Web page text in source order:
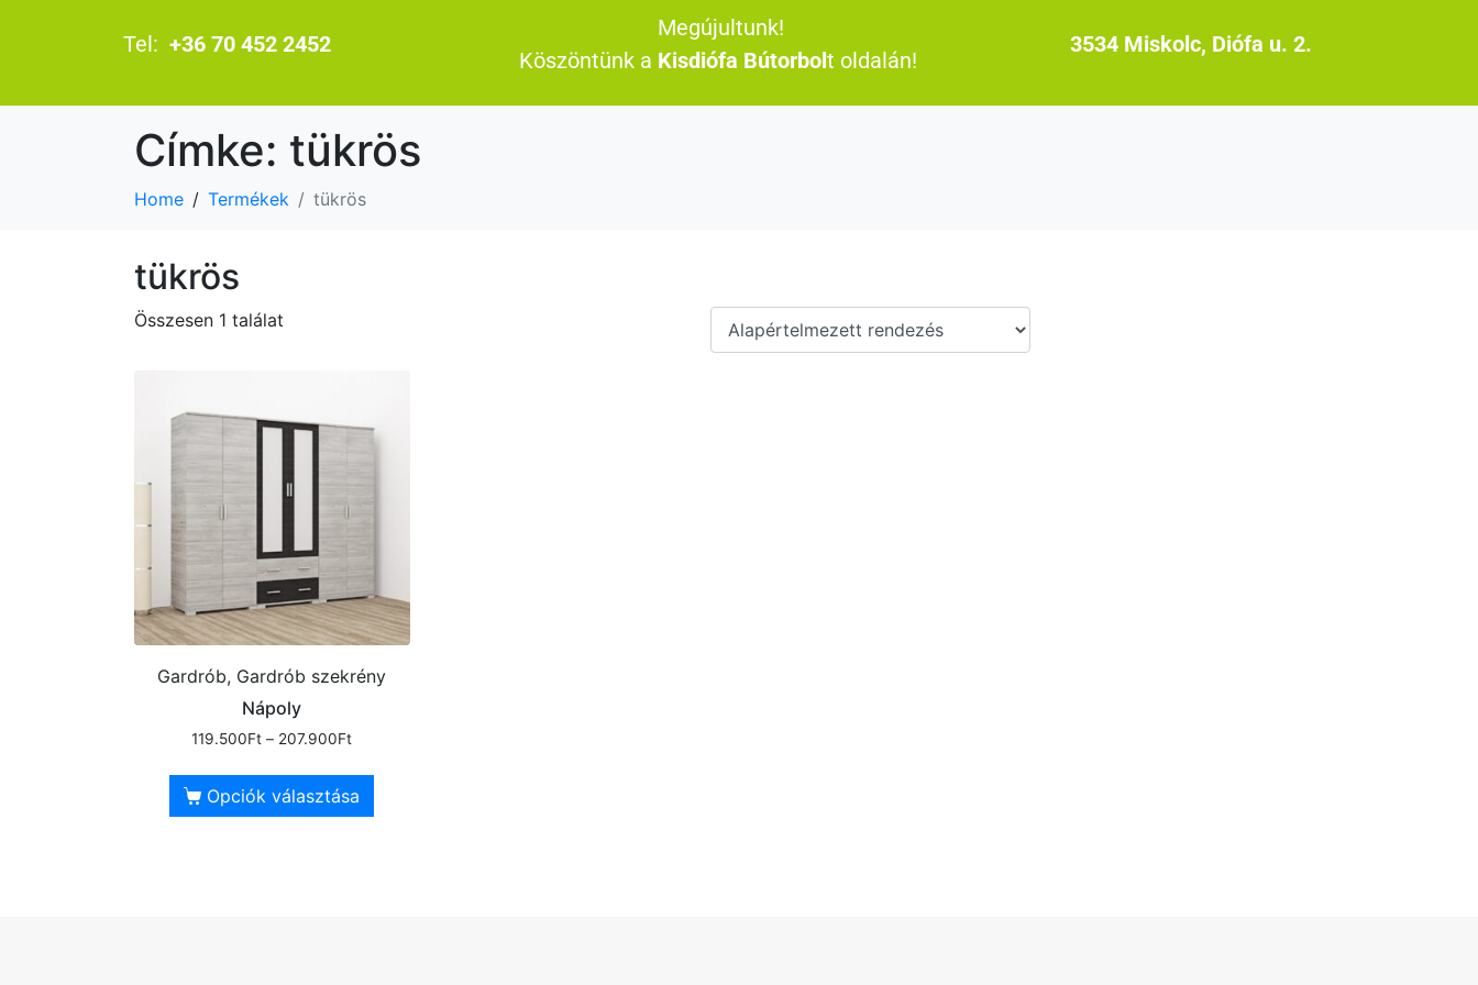
Tel: +36 70 452 2452
Megújultunk!
Köszöntünk a Kisdiófa Bútorbolt oldalán!
3534 Miskolc, Diófa u. 2.
Címke: tükrös
Home Termékek tükrös
tükrös
Összesen 1 találat
Gardrób, Gardrób szekrény
Nápoly
119.500Ft – 207.900Ft
Opciók választása